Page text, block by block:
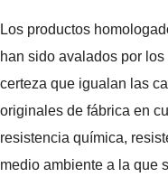
Los productos
han sido avalados por
certeza que igualan las
originales de fábrica en
resistencia química,
medio ambiente a la que